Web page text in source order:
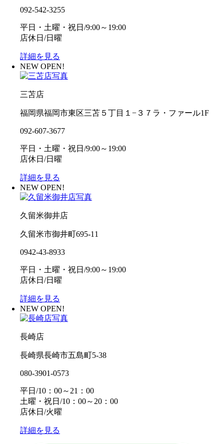
092-542-3255
平日・土曜・祝日/9:00～19:00
店休日/日曜
詳細を見る
NEW OPEN!
三苫店
福岡県福岡市東区三苫５丁目１−３７ラ・ファール1F
092-607-3677
平日・土曜・祝日/9:00～19:00
店休日/日曜
詳細を見る
NEW OPEN!
久留米御井店
久留米市御井町695-11
0942-43-8933
平日・土曜・祝日/9:00～19:00
店休日/日曜
詳細を見る
NEW OPEN!
長崎店
長崎県長崎市五島町5-38
080-3901-0573
平日/10：00～21：00
土曜・祝日/10：00～20：00
店休日/火曜
詳細を見る